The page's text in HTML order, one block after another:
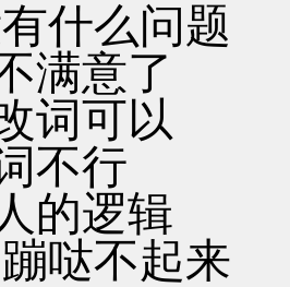
什么问题
满意了
词可以
不行
的逻辑
哒不起来